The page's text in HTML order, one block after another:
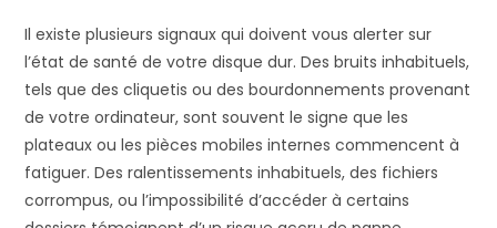
Il existe plusieurs signaux qui doivent vous alerter sur
l’état de santé de votre disque dur. Des bruits inhabituels,
tels que des cliquetis ou des bourdonnements provenant
de votre ordinateur, sont souvent le signe que les
plateaux ou les pièces mobiles internes commencent à
fatiguer. Des ralentissements inhabituels, des fichiers
corrompus, ou l’impossibilité d’accéder à certains